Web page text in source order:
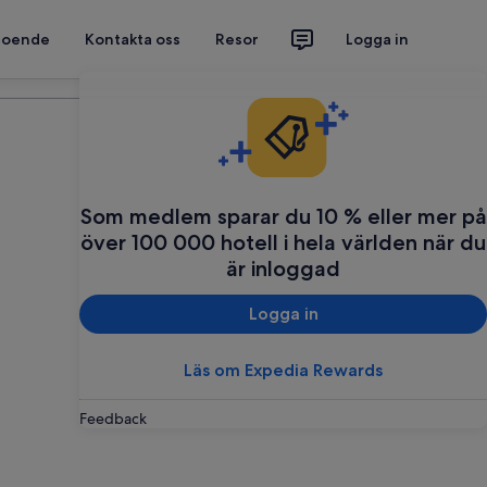
Kontakta oss Resor Logga in
Som medlem sparar du 10 % eller mer på
över 100 000 hotell i hela världen när du
är inloggad
Logga in
Läs om Expedia Rewards
Feedback